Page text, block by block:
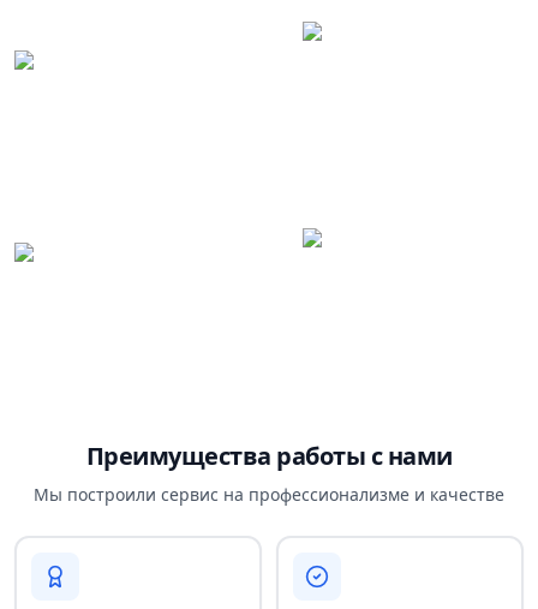
Преимущества работы с нами
Мы построили сервис на профессионализме и качестве